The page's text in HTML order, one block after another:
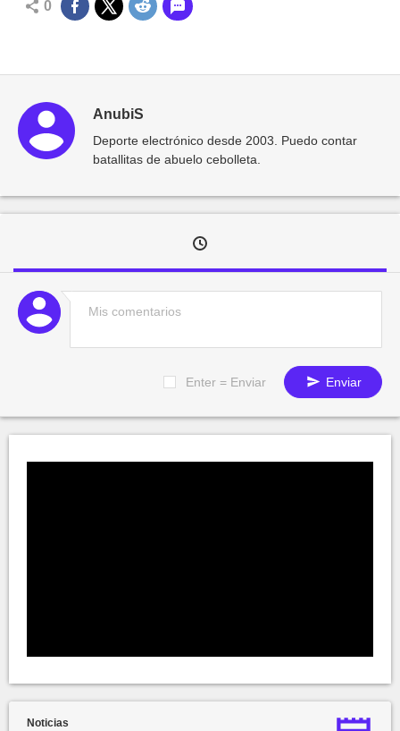
0
AnubiS
Deporte electrónico desde 2003. Puedo contar
batallitas de abuelo cebolleta.
Enter = Enviar Enviar
Noticias